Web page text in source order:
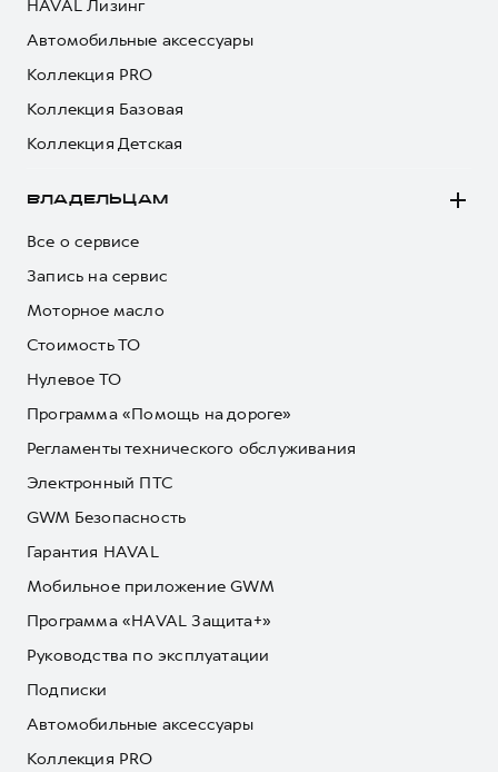
HAVAL Лизинг
Автомобильные аксессуары
Коллекция PRO
Коллекция Базовая
Коллекция Детская
ВЛАДЕЛЬЦАМ
Все о сервисе
Запись на сервис
Моторное масло
Стоимость ТО
Нулевое ТО
Программа «Помощь на дороге»
Регламенты технического обслуживания
Электронный ПТС
GWM Безопасность
Гарантия HAVAL
Мобильное приложение GWM
Программа «HAVAL Защита+»
Руководства по эксплуатации
Подписки
Автомобильные аксессуары
Коллекция PRO